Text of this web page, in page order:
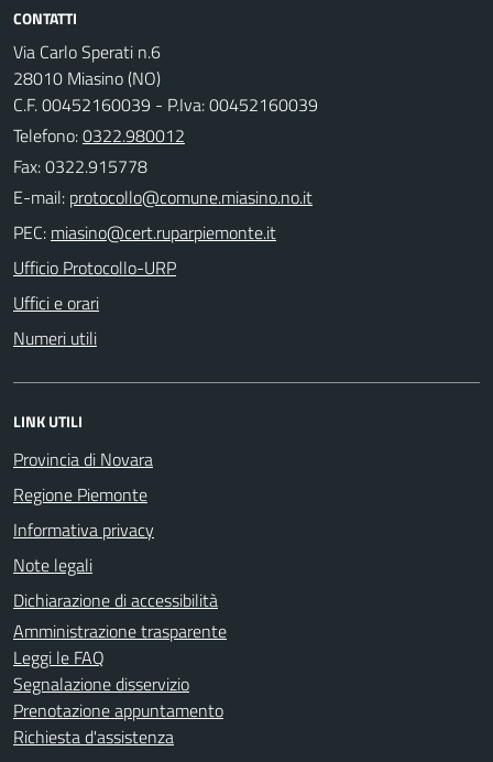
CONTATTI
Via Carlo Sperati n.6
28010 Miasino (NO)
C.F. 00452160039 - P.Iva: 00452160039
Telefono:0322.980012
Fax: 0322.915778
E-mail:
PEC:
Ufficio Protocollo-URP
Uffici e orari
Numeri utili
LINK UTILI
Provincia di Novara
Regione Piemonte
Informativa privacy
Note legali
Dichiarazione di accessibilità
Amministrazione trasparente
Leggi le FAQ
Segnalazione disservizio
Prenotazione appuntamento
Richiesta d'assistenza